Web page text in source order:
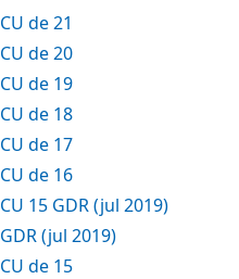
CU de 21
CU de 20
CU de 19
CU de 18
CU de 17
CU de 16
CU 15 GDR (jul 2019)
GDR (jul 2019)
CU de 15